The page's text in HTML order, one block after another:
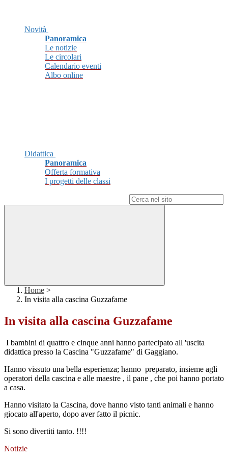
Novità
Panoramica
Le notizie
Le circolari
Calendario eventi
Albo online
Didattica
Panoramica
Offerta formativa
I progetti delle classi
Home >
In visita alla cascina Guzzafame
In visita alla cascina Guzzafame
I bambini di quattro e cinque anni hanno partecipato all 'uscita
didattica presso la Cascina "Guzzafame" di Gaggiano.
Hanno vissuto una bella esperienza; hanno preparato, insieme agli
operatori della cascina e alle maestre , il pane , che poi hanno portato
a casa.
Hanno visitato la Cascina, dove hanno visto tanti animali e hanno
giocato all'aperto, dopo aver fatto il picnic.
Si sono divertiti tanto. !!!!
Notizie